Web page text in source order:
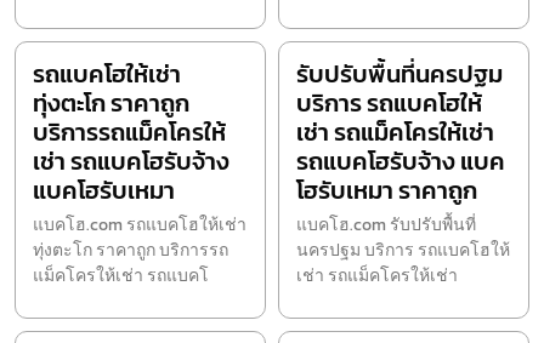
รถแบคโฮให้เช่า
ทุ่งตะโก ราคาถูก
บริการรถแม็คโครให้
เช่า รถแบคโฮรับจ้าง
แบคโฮรับเหมา
แบคโฮ.com รถแบคโฮให้เช่า
ทุ่งตะโก ราคาถูก บริการรถ
แม็คโครให้เช่า รถแบคโ
รับปรับพื้นที่นครปฐม
บริการ รถแบคโฮให้
เช่า รถแม็คโครให้เช่า
รถแบคโฮรับจ้าง แบค
โฮรับเหมา ราคาถูก
แบคโฮ.com รับปรับพื้นที่
นครปฐม บริการ รถแบคโฮให้
เช่า รถแม็คโครให้เช่า